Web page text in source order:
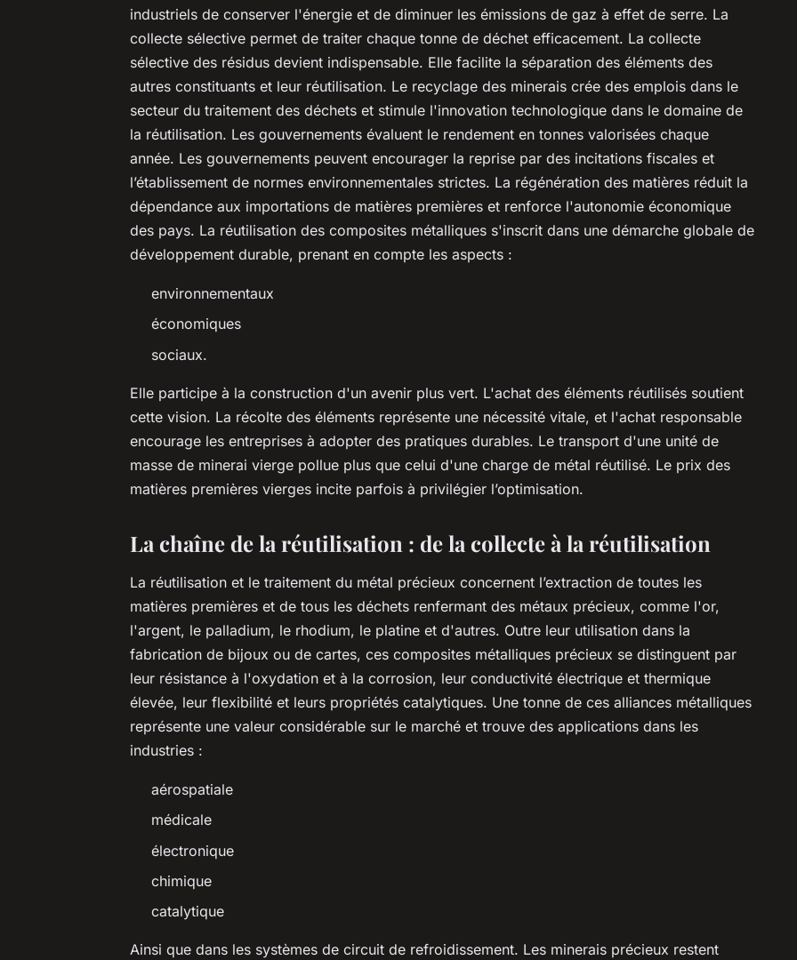
industriels de conserver l'énergie et de diminuer les émissions de gaz à effet de serre. La
collecte sélective permet de traiter chaque tonne de déchet efficacement. La collecte
sélective des résidus devient indispensable. Elle facilite la séparation des éléments des
autres constituants et leur réutilisation. Le recyclage des minerais crée des emplois dans le
secteur du traitement des déchets et stimule l'innovation technologique dans le domaine de
la réutilisation. Les gouvernements évaluent le rendement en tonnes valorisées chaque
année. Les gouvernements peuvent encourager la reprise par des incitations fiscales et
l’établissement de normes environnementales strictes. La régénération des matières réduit la
dépendance aux importations de matières premières et renforce l'autonomie économique
des pays. La réutilisation des composites métalliques s'inscrit dans une démarche globale de
développement durable, prenant en compte les aspects :
environnementaux
économiques
sociaux.
Elle participe à la construction d'un avenir plus vert. L'achat des éléments réutilisés soutient
cette vision. La récolte des éléments représente une nécessité vitale, et l'achat responsable
encourage les entreprises à adopter des pratiques durables. Le transport d'une unité de
masse de minerai vierge pollue plus que celui d'une charge de métal réutilisé. Le prix des
matières premières vierges incite parfois à privilégier l’optimisation.
La chaîne de la réutilisation : de la collecte à la réutilisation
La réutilisation et le traitement du métal précieux concernent l’extraction de toutes les
matières premières et de tous les déchets renfermant des métaux précieux, comme l'or,
l'argent, le palladium, le rhodium, le platine et d'autres. Outre leur utilisation dans la
fabrication de bijoux ou de cartes, ces composites métalliques précieux se distinguent par
leur résistance à l'oxydation et à la corrosion, leur conductivité électrique et thermique
élevée, leur flexibilité et leurs propriétés catalytiques. Une tonne de ces alliances métalliques
représente une valeur considérable sur le marché et trouve des applications dans les
industries :
aérospatiale
médicale
électronique
chimique
catalytique
Ainsi que dans les systèmes de circuit de refroidissement. Les minerais précieux restent